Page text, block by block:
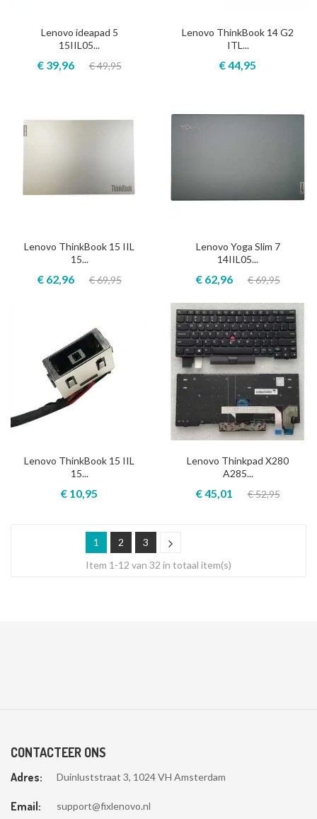
Lenovo ideapad 5
15IIL05...
€ 39,96 € 49,95
Lenovo ThinkBook 14 G2
ITL...
€ 44,95
Lenovo ThinkBook 15 IIL
15...
€ 62,96 € 69,95
Lenovo Yoga Slim 7
14IIL05...
€ 62,96 € 69,95
Lenovo ThinkBook 15 IIL
15...
€ 10,95
Lenovo Thinkpad X280
A285...
€ 45,01 € 52,95
1 2
3
Item 1-12 van 32 in totaal item(s)
CONTACTEER ONS
Adres: Duinluststraat 3, 1024 VH Amsterdam
Email: support@fixlenovo.nl